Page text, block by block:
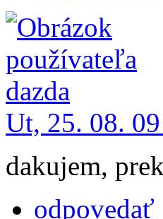
Ut, 25. 08.
dakujem,
odpovedať